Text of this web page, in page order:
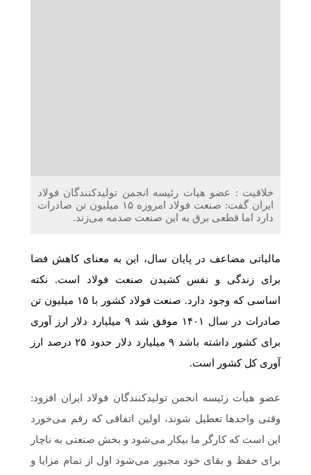
خلاقیت : عضو هیات رئیسه انجمن تولیدکنندگان فولاد
ایران گفت: صنعت فولاد امروزه ۱۵ میلیون تن صادرات
دارد اما قطعی برق به این صنعت صدمه می‌زند.
مالیاتی مضاعف در پایان سال، این به معنای کاهش فضا
برای زندگی و نفس کشیدن صنعت فولاد است. نکته
اساسی که وجود دارد. صنعت فولاد کشور با ۱۵ میلیون تن
صادرات در سال ۱۴۰۱ موفق شد ۹ میلیارد دلار ارز آوری
برای کشور داشته باشد ۹ میلیارد دلار حدود ۲۵ درصد ارز
آوری کل کشور است.
عضو هیأت رئیسه انجمن تولیدکنندگان فولاد ایران افزود:
وقتی واحدها تعطیل شوند، اولین اتفاقی که رقم می‌خورد
این است که کارگر ما بیکار می‌شود و بخش صنعتی به ناچار
برای حفظ و بقای خود مجبور می‌شود اول از تمام مزایا و